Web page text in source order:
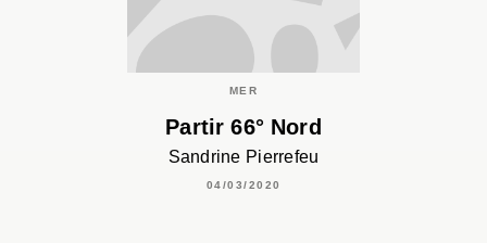
MER
Partir 66° Nord
Sandrine Pierrefeu
04/03/2020